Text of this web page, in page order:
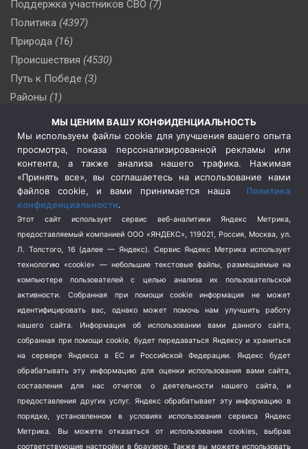
Поддержка участников СВО (7)
Политика (4397)
Природа (16)
Происшествия (4530)
Путь к Победе (3)
Районы (1)
(510)
Сельское хозяйство (3)
Социальная политика
(3)
Спецоперация в Украине
Спецоперация на Украине
(404)
Спорт (740)
Терроризм (1)
Транспорт (262)
Туризм (178)
Флот (76)
Школа и спорт (2)
Экология (8)
Экономика (1172)
МЫ ЦЕНИМ ВАШУ КОНФИДЕНЦИАЛЬНОСТЬ
Мы используем файлы cookie для улучшения вашего опыта
просмотра, показа персонализированной рекламы или
контента, а также анализа нашего трафика. Нажимая
«Принять все», вы соглашаетесь на использование нами
файлов cookie, и вами принимается наша Политика
конфиденциальности.
Этот сайт использует сервис веб-аналитики Яндекс Метрика,
предоставляемый компанией ООО «ЯНДЕКС», 119021, Россия, Москва, ул.
Л. Толстого, 16 (далее — Яндекс). Сервис Яндекс Метрика использует
технологию «cookie» — небольшие текстовые файлы, размещаемые на
компьютере пользователей с целью анализа их пользовательской
активности.
Собранная при помощи cookie информация не может
идентифицировать вас, однако может помочь нам улучшить работу
нашего сайта. Информация об использовании вами данного сайта,
собранная при помощи cookie, будет передаваться Яндексу и храниться
на сервере Яндекса в ЕС и Российской Федерации. Яндекс будет
обрабатывать эту информацию для оценки использования вами сайта,
составления для нас отчетов о деятельности нашего сайта, и
предоставления других услуг. Яндекс обрабатывает эту информацию в
порядке, установленном в условиях использования сервиса Яндекс
Метрика.
Вы можете отказаться от использования cookies, выбрав
соответствующие настройки в браузере. Также вы можете использовать